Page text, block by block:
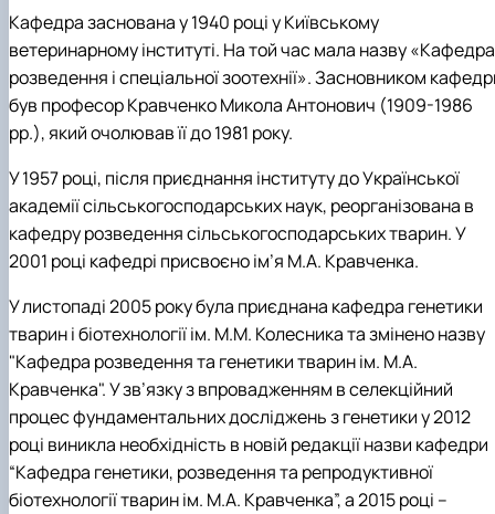
Кафедра заснована у 1940 році у Київському
ветеринарному інституті. На той час мала назву «Кафедра
розведення і спеціальної зоотехнії». Засновником
був професор Кравченко Микола Антонович (1909-1986
рр.), який очолював її до 1981 року.
У 1957 році, після приєднання інституту до Української
академії сільськогосподарських наук, реорганізована в
кафедру розведення сільськогосподарських тварин. У
2001 році кафедрі присвоєно ім’я М.А. Кравченка.
У листопаді 2005 року була приєднана кафедра генетики
тварин і біотехнології ім. М.М. Колесника та змінено назву
"Кафедра розведення та генетики тварин ім. М.А.
Кравченка". У зв’язку з впровадженням в селекційний
процес фундаментальних досліджень з генетики у 2012
році виникла необхідність в новій редакції назви кафедри
“Кафедра генетики, розведення та репродуктивної
біотехнології тварин ім. М.А. Кравченка”, а 2015 році –